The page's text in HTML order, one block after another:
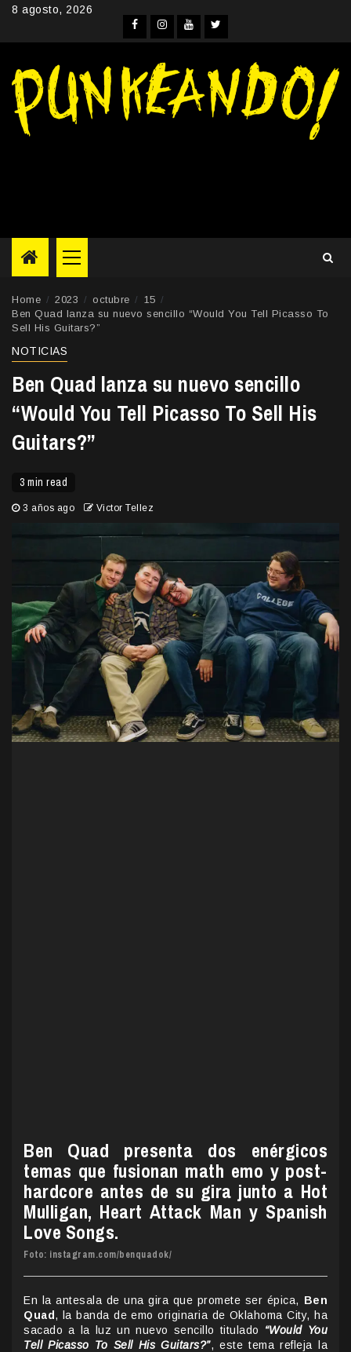
Skip8 agosto, 2026
Facebook
Instagram
YouTube
Twitter
Primary
Menu
Home 2023 octubre
15
Ben Quad lanza su nuevo sencillo “Would You Tell Picasso To
Sell His Guitars?”
NOTICIAS
Ben Quad lanza su nuevo sencillo
“Would You Tell Picasso To Sell His
Guitars?”
3 min read
3 años ago Victor Tellez
Ben Quad presenta dos enérgicos
temas que fusionan math emo y post-
hardcore antes de su gira junto a Hot
Mulligan, Heart Attack Man y Spanish
Love Songs.
Foto: instagram.com/benquadok/
En la antesala de una gira que promete ser épica, Ben
Quad , la banda de emo originaria de Oklahoma City, ha
sacado a la luz un nuevo sencillo titulado “Would You
Tell Picasso To Sell His Guitars?”, este tema refleja la